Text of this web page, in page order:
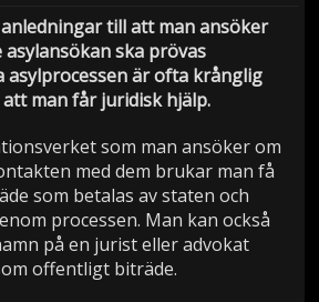
till att man ansöker
asylansökan ska prövas
asylprocessen är ofta krånglig
man får juridisk hjälp.
som man ansöker om
med dem brukar man få
som betalas av staten och
processen. Man kan också
på en jurist eller advokat
offentligt biträde.